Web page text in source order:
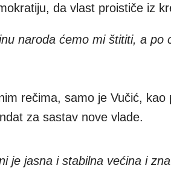
da vlast proističe iz
naroda ćemo mi štititi, a
rečima, samo je Vučić,
za sastav nove vlade.
je jasna i stabilna većina i